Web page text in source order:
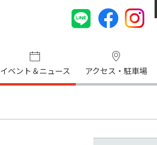
イベント＆ニュース アクセス・駐車場